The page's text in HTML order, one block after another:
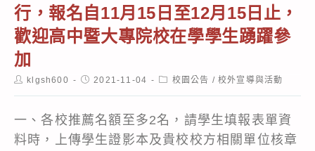
行，報名自11月15日至12月15日止，
歡迎高中暨大專院校在學學生踴躍參
加
Postklgsh600
Post2021-11-04
Post校園公告 / 校外宣導與活動
一、各校推薦名額至多2名，請學生填報表單資
料時，上傳學生證影本及貴校校方相關單位核章